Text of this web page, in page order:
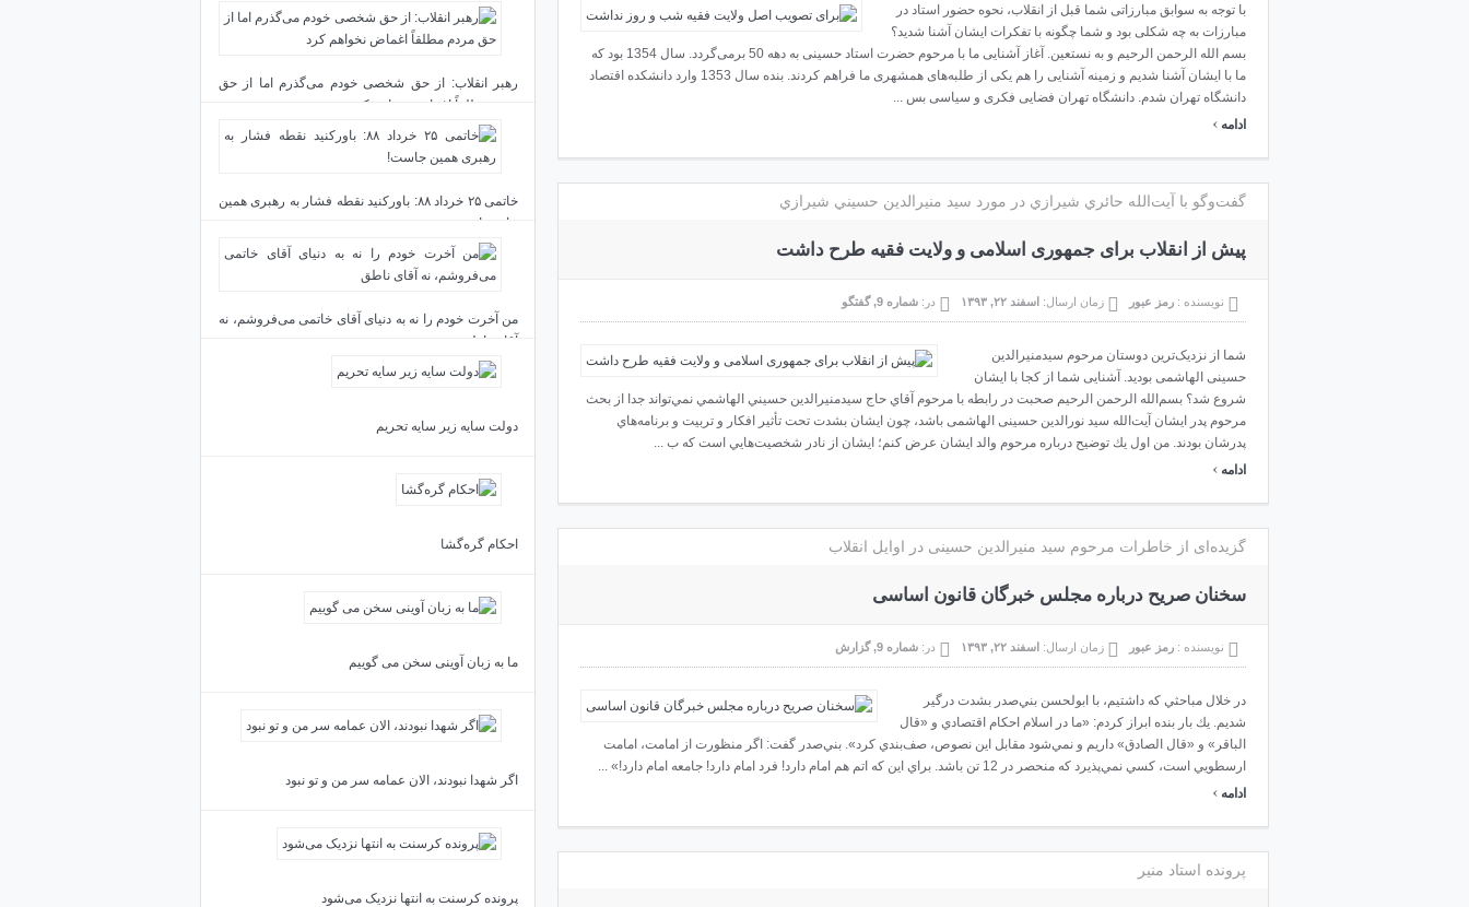
با توجه به سوابق مبارزاتی شما قبل از انقلاب، نحوه حضور استاد در
مبارزات به چه شکلی بود و شما چگونه با تفکرات ایشان آشنا شدید؟
بسم الله الرحمن الرحیم و به نستعین. آغاز آشنایی ما با مرحوم حضرت استاد حسینی به دهه 50 برمی‌گردد. سال 1354 بود که
ما با ایشان آشنا شدیم و زمینه آشنایی را هم یکی از طلبه‌های همشهری ما فراهم کردند. بنده سال 1353 وارد دانشکده اقتصاد
دانشگاه تهران شدم. دانشگاه تهران فضایی فکری و سیاسی بس ...
ادامه ›
گفت‌وگو با آيت‌الله حائري شيرازي در مورد سيد منيرالدين حسيني شيرازي
پیش از انقلاب برای جمهوری اسلامی و ولایت فقیه طرح داشت
نویسنده : رمز عبور زمان ارسال: اسفند ۲۲, ۱۳۹۳ در: شماره 9 ,گفتگو
شما از نزدیک‌ترین دوستان مرحوم سیدمنیرالدین
حسینی الهاشمی بودید. آشنایی شما از کجا با ایشان
شروع شد؟ بسم‌الله الرحمن الرحيم صحبت در رابطه با مرحوم آقاي حاج سيدمنيرالدين حسيني الهاشمي نمي‌تواند جدا از بحث
مرحوم پدر ايشان آیت‌الله سید نورالدین حسینی الهاشمی باشد، چون ايشان بشدت تحت تأثير افكار و تربيت و برنامه‌هاي
پدرشان بودند. من اول يك توضيح درباره مرحوم والد ايشان عرض كنم؛ ايشان از نادر شخصيت‌هايي است كه ب ...
ادامه ›
گزیده‌ای از خاطرات مرحوم سید منیرالدین حسینی در اوایل انقلاب
سخنان صریح درباره مجلس خبرگان قانون اساسی
نویسنده : رمز عبور زمان ارسال: اسفند ۲۲, ۱۳۹۳ در: شماره 9 ,گزارش
در خلال مباحثي كه داشتيم، با ابولحسن بني‌صدر بشدت درگير
شديم. يك بار بنده ابراز كردم: «ما در اسلام احكام اقتصادي و «قال
الباقر» و «قال الصادق» داريم و نمي‌شود مقابل اين نصوص، صف‌بندي كرد». بني‌صدر گفت: اگر منظورت از امامت، امامت
ارسطويي است، كسي نمي‌پذيرد كه منحصر در 12 تن باشد. براي اين كه اتم هم امام دارد! فرد امام دارد! جامعه امام دارد!» ...
ادامه ›
پرونده استاد منیر
رهبر انقلاب: از حق شخصی خودم می‌گذرم اما از حق
مردم مطلقاً اغماض نخواهم کرد
خاتمی ۲۵ خرداد ۸۸: باورکنید نقطه فشار به رهبری همین
جاست!
من آخرت خودم را نه به دنیای آقای خاتمی می‌فروشم، نه
آقای ناطق
دولت سایه زیر سایه تحریم
احکام گره‌گشا
ما به زبان آوینی سخن می گوییم
اگر شهدا نبودند، الان عمامه سر من و تو نبود
پرونده کرسنت به انتها نزدیک می‌شود